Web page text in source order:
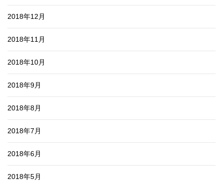
2018年12月
2018年11月
2018年10月
2018年9月
2018年8月
2018年7月
2018年6月
2018年5月